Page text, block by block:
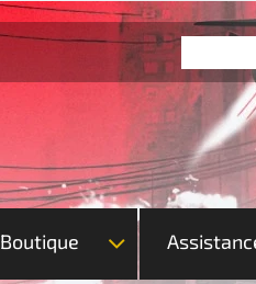
Boutique